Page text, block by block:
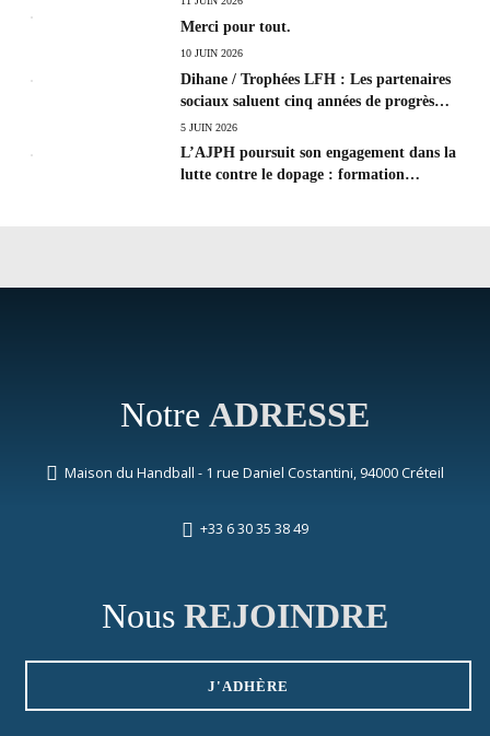
Merci pour tout.
10 JUIN 2026
Dihane / Trophées LFH : Les partenaires
sociaux saluent cinq années de progrès
social et les efforts à poursuivre !
5 JUIN 2026
L’AJPH poursuit son engagement dans la
lutte contre le dopage : formation
Notre ADRESSE
Maison du Handball - 1 rue Daniel Costantini, 94000 Créteil
+33 6 30 35 38 49
Nous REJOINDRE
J'ADHÈRE